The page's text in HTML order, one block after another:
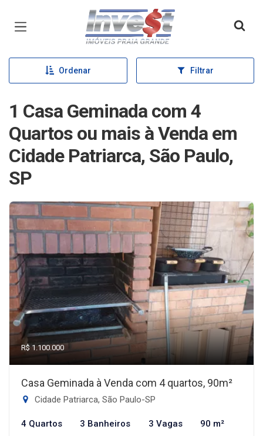
Página inicial
Ordenar Filtrar
1 Casa Geminada com 4
Quartos ou mais à Venda em
Cidade Patriarca, São Paulo,
SP
R$ 1.100.000
Casa Geminada à Venda com 4 quartos, 90m²
Cidade Patriarca, São Paulo-SP
4 Quartos 3 Banheiros 3 Vagas 90 m²